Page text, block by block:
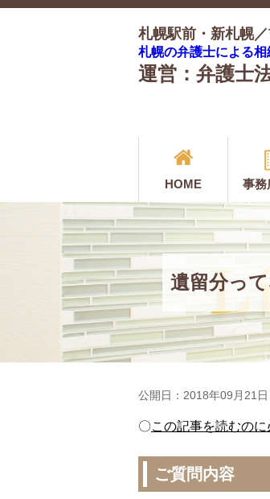
札幌駅前・新札幌
札幌の弁護士による相
運営：弁護士
HOME 事務
遺留分っ
公開日：2018年09月21日
〇この記事を読むのに
ご質問内容